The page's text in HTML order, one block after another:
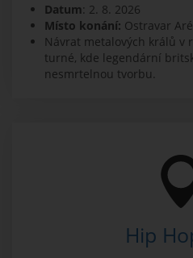
Datum: 2. 8. 2026
Místo konání: Ostravar
Návrat metalových králů v
turné, kde legendární
nesmrtelnou tvorbu.
Hip